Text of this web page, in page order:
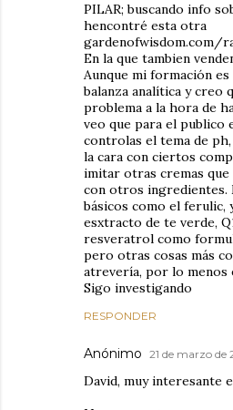
PILAR; buscando info
hencontré esta otra
gardenofwisdom.com/
En la que tambien
Aunque mi formación
balanza analítica y creo
problema a la hora de
veo que para el publico
controlas el tema de
la cara con ciertos
imitar otras cremas
con otros ingredientes.
básicos como el ferulic,
esxtracto de te verde,
resveratrol como
pero otras cosas más
atrevería, por lo menos
Sigo investigando
RESPONDER
Anónimo 21 de marzo de
David, muy interesante